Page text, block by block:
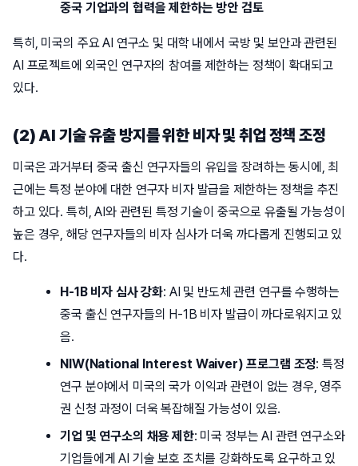
중국 기업과의 협력을 제한하는 방안 검토
특히, 미국의 주요 AI 연구소 및 대학 내에서 국방 및 보안과 관련된
AI 프로젝트에 외국인 연구자의 참여를 제한하는 정책이 확대되고
있다.
(2) AI 기술 유출 방지를 위한 비자 및 취업 정책 조정
미국은 과거부터 중국 출신 연구자들의 유입을 장려하는 동시에, 최
근에는 특정 분야에 대한 연구자 비자 발급을 제한하는 정책을 추진
하고 있다. 특히, AI와 관련된 특정 기술이 중국으로 유출될 가능성이
높은 경우, 해당 연구자들의 비자 심사가 더욱 까다롭게 진행되고 있
다.
H-1B 비자 심사 강화: AI 및 반도체 관련 연구를 수행하는
중국 출신 연구자들의 H-1B 비자 발급이 까다로워지고 있
음.
NIW(National Interest Waiver) 프로그램 조정: 특정
연구 분야에서 미국의 국가 이익과 관련이 없는 경우, 영주
권 신청 과정이 더욱 복잡해질 가능성이 있음.
기업 및 연구소의 채용 제한: 미국 정부는 AI 관련 연구소와
기업들에게 AI 기술 보호 조치를 강화하도록 요구하고 있